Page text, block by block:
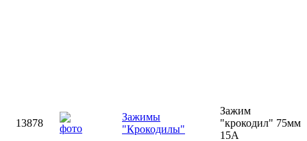
13878
Зажимы
"Крокодилы"
Зажим
"крокодил" 75мм
15А